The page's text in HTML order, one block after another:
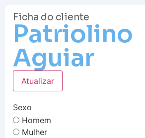
Ficha do cliente
Patriolino
Aguiar
Atualizar
Sexo
Homem
Mulher